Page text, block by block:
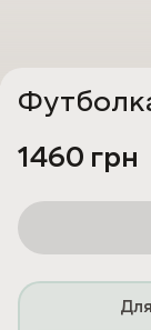
1460 грн